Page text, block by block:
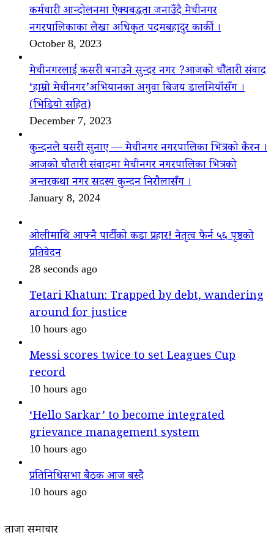
कर्मचारी आन्दोलनमा ऐक्यबद्धता जनाउँदै मेचीनगर
नगरपालिकाका लेखा अधिकृत पदमबहादुर कार्की ।
October 8, 2023
मेचीनगरलाई कसरी बनाउने सुन्दर नगर ?आजको चौैतारी संवाद
‘हाम्रो मेचीनगर’अभियानका अगुवा बिजय डालमियाँसँग ।
(भिडियो सहित)
December 7, 2023
कुन्दनले यसरी सुनाए — मेचीनगर नगरपालिका भित्रको कैरन ।
आजको चौतारी संवादमा मेचीनगर नगरपालिका भित्रको
अन्तरकथा नगर सदस्य कुन्दन निरौलासँग ।
January 8, 2024
ओलीमाथि आफ्नै पार्टीको कडा प्रहार! नेतृत्व फेर्न ५६ पृष्ठको
प्रतिवेदन
28 seconds ago
Tetari Khatun: Trapped by debt, wandering
around for justice
10 hours ago
Messi scores twice to set Leagues Cup
record
10 hours ago
‘Hello Sarkar’ to become integrated
grievance management system
10 hours ago
प्रतिनिधिसभा बैठक आज बस्दै
10 hours ago
ताजा समाचार